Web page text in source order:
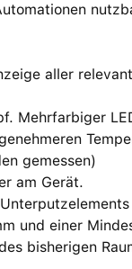
aller
Mehrfarbiger
gemessen)
am Gerät.
und einer
bisherigen